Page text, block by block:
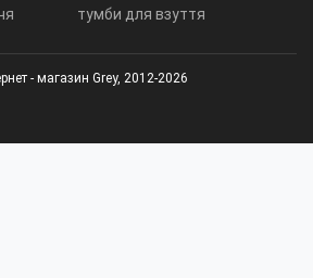
тумби для взуття
- магазин Grey, 2012-2026